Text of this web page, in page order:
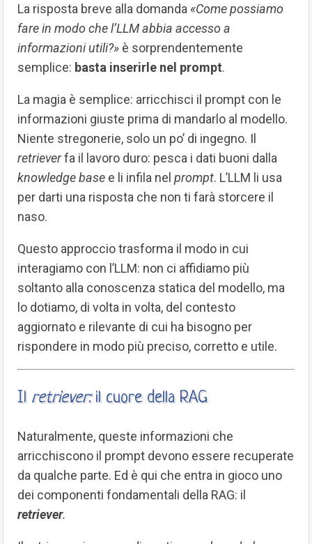
La risposta breve alla domanda «Come possiamo
fare in modo che l’LLM abbia accesso a
informazioni utili?» è sorprendentemente
semplice: basta inserirle nel prompt.
La magia è semplice: arricchisci il prompt con le
informazioni giuste prima di mandarlo al modello.
Niente stregonerie, solo un po’ di ingegno. Il
retrieverfa il lavoro duro: pesca i dati buoni dalla
knowledge base e li infila nelprompt. L’LLM li usa
per darti una risposta che non ti farà storcere il
naso.
Questo approccio trasforma il modo in cui
interagiamo con l’LLM: non ci affidiamo più
soltanto alla conoscenza statica del modello, ma
lo dotiamo, di volta in volta, del contesto
aggiornato e rilevante di cui ha bisogno per
rispondere in modo più preciso, corretto e utile.
Il retriever:il cuore della RAG
Naturalmente, queste informazioni che
arricchiscono il prompt devono essere recuperate
da qualche parte. Ed è qui che entra in gioco uno
dei componenti fondamentali della RAG: il
retriever.